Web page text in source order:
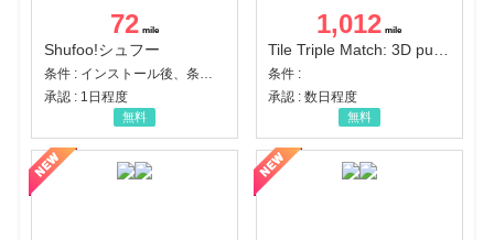
72
Shufoo!シュフー
条件 : インストール後、条件達成
承認 : 1日程度
無料
1,012
Tile Triple Match: 3D puzzle
条件 :
承認 : 数日程度
無料